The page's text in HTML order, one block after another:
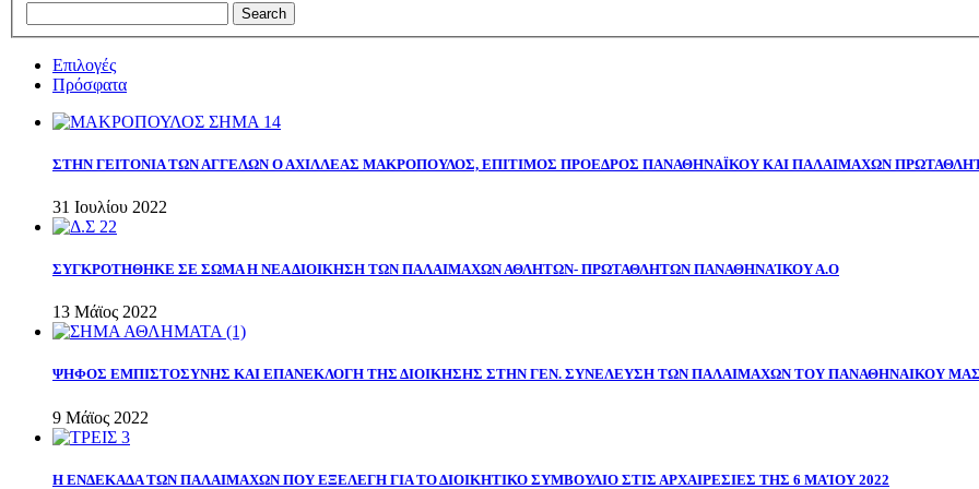
Επιλογές
Πρόσφατα
ΣΤΗΝ ΓΕΙΤΟΝΙΑ ΤΩΝ ΑΓΓΕΛΩΝ Ο ΑΧΙΛΛΕΑΣ ΜΑΚΡΟΠΟΥΛΟΣ, ΕΠΙΤΙΜΟΣ ΠΡΟΕΔΡΟΣ ΠΑΝΑΘΗΝΑΪΚΟΥ ΚΑΙ ΠΑΛΑΙΜΑΧΩΝ
31 Ιουλίου 2022
ΣΥΓΚΡΟΤΗΘΗΚΕ ΣΕ ΣΩΜΑ Η ΝΕΑ ΔΙΟΙΚΗΣΗ ΤΩΝ ΠΑΛΑΙΜΑΧΩΝ ΑΘΛΗΤΩΝ- ΠΡΩΤΑΘΛΗΤΩΝ ΠΑΝΑΘΗΝΑΊΚΟΥ Α.Ο
13 Μάϊος 2022
ΨΗΦΟΣ ΕΜΠΙΣΤΟΣΥΝΗΣ ΚΑΙ ΕΠΑΝΕΚΛΟΓΗ ΤΗΣ ΔΙΟΙΚΗΣΗΣ ΣΤΗΝ ΓΕΝ. ΣΥΝΕΛΕΥΣΗ ΤΩΝ ΠΑΛΑΙΜΑΧΩΝ ΤΟΥ ΠΑΝΑΘΗΝΑΙΚΟΥ ΜΑΣ
9 Μάϊος 2022
Η ΕΝΔΕΚΑΔΑ ΤΩΝ ΠΑΛΑΙΜΑΧΩΝ ΠΟΥ ΕΞΕΛΕΓΗ ΓΙΑ ΤΟ ΔΙΟΙΚΗΤΙΚΟ ΣΥΜΒΟΥΛΙΟ ΣΤΙΣ ΑΡΧΑΙΡΕΣΙΕΣ ΤΗΣ 6 ΜΑΊΟΥ 2022